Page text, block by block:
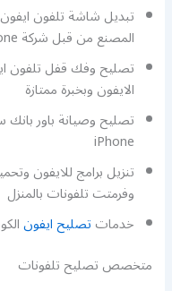
تبديل شاشة تلفون
المصنع من قبل شركة iPhone
الايفون وبخبرة ممتازة
تصليح وصيانة باور
iPhone
وفرمتت تلفونات بالمنزل
خدماتتصليح ايفون
متخصص تصليح تلفونات